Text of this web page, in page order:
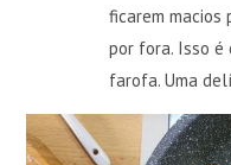
ficarem
por fora. Isso
farofa. Uma